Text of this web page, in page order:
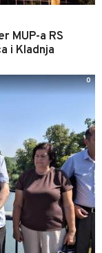
MUP-a RS
i Kladnja
0